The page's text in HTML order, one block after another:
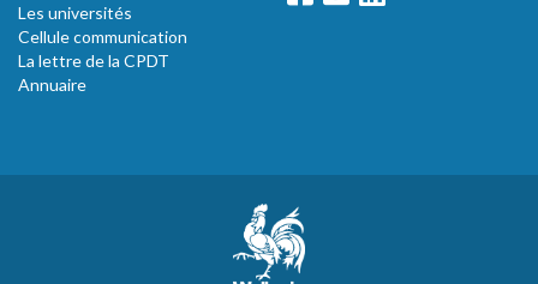
Les universités
Cellule communication
La lettre de la CPDT
Annuaire